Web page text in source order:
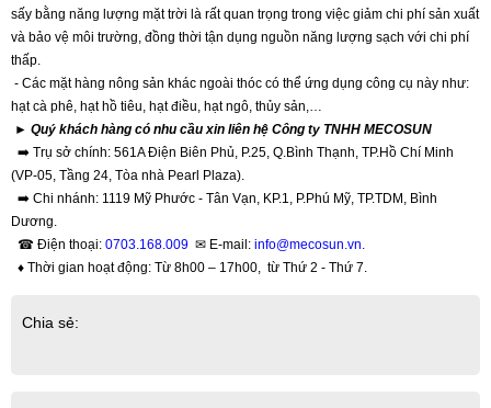
sấy bằng năng lượng mặt trời là rất quan trọng trong việc giảm chi phí sản xuất
và bảo vệ môi trường, đồng thời tận dụng nguồn năng lượng sạch với chi phí
thấp.
- Các mặt hàng nông sản khác ngoài thóc có thể ứng dụng công cụ này như:
hạt cà phê, hạt hồ tiêu, hạt điều, hạt ngô, thủy sản,…
► Quý khách hàng có nhu cầu xin liên hệ Công ty TNHH MECOSUN
➡️ Trụ sở chính: 561A Điện Biên Phủ, P.25, Q.Bình Thạnh, TP.Hồ Chí Minh
(VP-05, Tầng 24, Tòa nhà Pearl Plaza)
➡️ Chi nhánh: 1119 Mỹ Phước - Tân Vạn, KP.1, P.Phú Mỹ, TP.TDM, Bình
Dương.
☎ Điện thoại: 0703.168.009 ✉ E-mail: info@mecosun.vn.
♦ Thời gian hoạt động: Từ 8h00 – 17h00, từ Thứ 2 - Thứ 7.
Chia sẻ: